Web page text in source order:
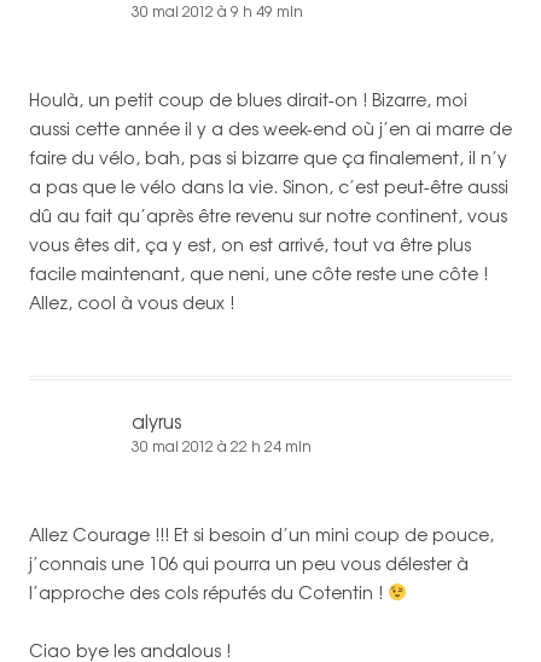
30 mai 2012 à 9 h 49 min
Houlà, un petit coup de blues dirait-on ! Bizarre, moi
aussi cette année il y a des week-end où j’en ai marre de
faire du vélo, bah, pas si bizarre que ça finalement, il n’y
a pas que le vélo dans la vie. Sinon, c’est peut-être aussi
dû au fait qu’après être revenu sur notre continent, vous
vous êtes dit, ça y est, on est arrivé, tout va être plus
facile maintenant, que neni, une côte reste une côte !
Allez, cool à vous deux !
alyrus
30 mai 2012 à 22 h 24 min
Allez Courage !!! Et si besoin d’un mini coup de pouce,
j’connais une 106 qui pourra un peu vous délester à
l’approche des cols réputés du Cotentin !
Ciao bye les andalous !